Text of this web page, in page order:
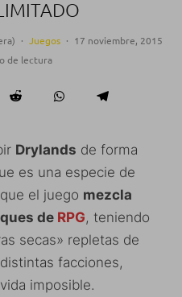
· Juegos · 17 noviembre, 2015
de lectura
Drylands de forma
es una especie de
el juego mezcla
de RPG, teniendo
secas» repletas de
facciones,
imposible.